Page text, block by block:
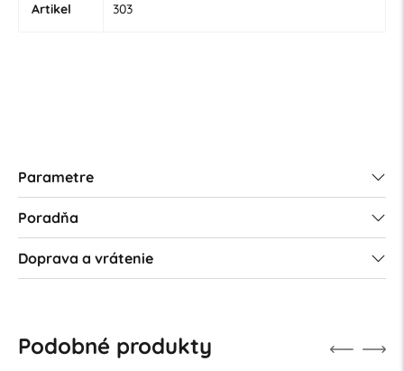
Artikel 303
Parametre
Poradňa
Doprava a vrátenie
Podobné produkty